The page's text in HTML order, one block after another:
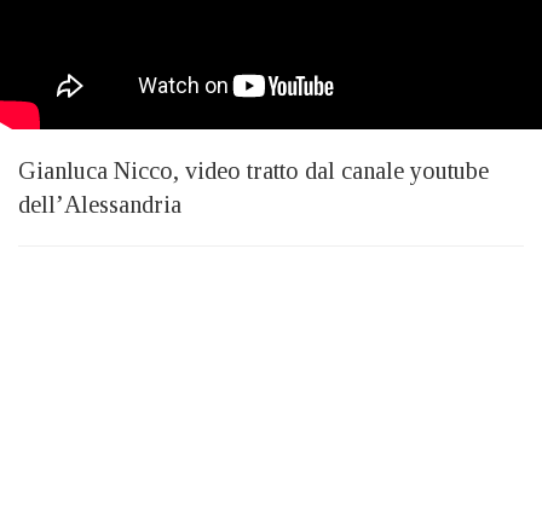
Gianluca Nicco, video tratto dal canale youtube
dell’Alessandria